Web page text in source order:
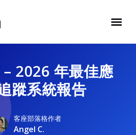
2026 年最佳應
蹤系統報告
客座部落格作者
Angel C.